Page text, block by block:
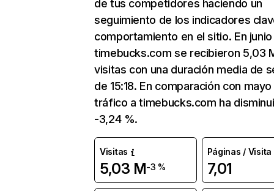
de tus competidores haciendo un
seguimiento de los indicadores
comportamiento en el sitio. En junio
timebucks.com se recibieron 5,03
visitas con una duración media de
de 15:18. En comparación con mayo
tráfico a timebucks.com ha
-3,24 %.
Visitas
5,03 M-3 %
Páginas / Visita
7,01